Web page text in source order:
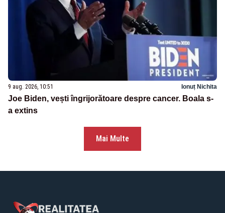
9 aug. 2026, 10:51 Ionuț Nichita
Joe Biden, vești îngrijorătoare despre cancer. Boala s-
a extins
Mai Multe